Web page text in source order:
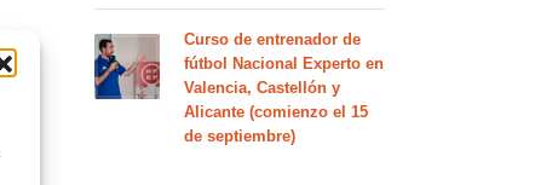
Curso de entrenador de
fútbol Nacional Experto en
Valencia, Castellón y
Alicante (comienzo el 15
de septiembre)